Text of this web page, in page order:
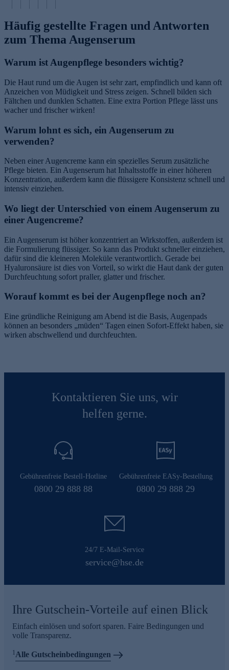
Häufig gestellte Fragen und Antworten
zum Thema Augenserum
Warum ist Augenpflege besonders wichtig?
Die Haut rund um die Augen ist sehr zart, empfindlich und kann oft
Anzeichen von Müdigkeit und Stress zeigen. Schnell bilden sich
Fältchen und dunklen Schatten. Eine extra Portion Pflege lässt uns
wacher und frischer wirken!
Warum lohnt es sich, ein Augenserum zu
verwenden?
Neben einer Augencreme kann ein spezielles Serum zusätzliche
Pflege bieten. Ein Augenserum hat Inhaltsstoffe in einer höheren
Konzentration, außerdem kann die flüssigere Konsistenz schnell und
intensiv einziehen.
Wo liegt der Unterschied von einem Augenserum zu
einer Augencreme?
Ein Augenserum ist höher konzentriert an Wirkstoffen, außerdem ist
die Formulierung flüssiger. So kann das Produkt schneller einziehen,
dafür sind die kleineren Moleküle verantwortlich. Gerade bei
Hyaluronsäure ist dies von Vorteil, so wirkt die Haut dank der guten
Durchfeuchtung sofort praller, glatter und frischer.
Worauf kommt es bei der Augenpflege noch an?
Eine gründliche Reinigung am Abend ist die Basis, Augenpads
können an besonders „müden“ Tagen einen Sofort-Effekt haben, sie
wirken abschwellend und durchfeuchten.
Kontaktieren Sie uns, wir
helfen gerne.
Gebührenfreie Bestell-Hotline
0800 29 888 88
Gebührenfreie EASy-Bestellung
0800 29 888 29
24/7 E-Mail-Service
service@hse.de
Ihre Gutschein-Vorteile auf einen Blick
Einfach einlösen und sofort sparen. Faire Bedingungen und
volle Transparenz.
1Alle Gutscheinbedingungen